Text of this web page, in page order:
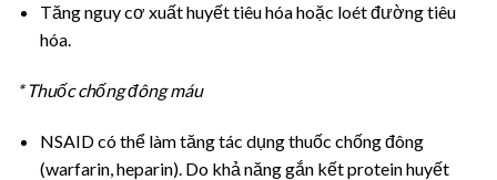
Tăng nguy cơ xuất huyết tiêu hóa hoặc loét đường tiêu
hóa.
* Thuốc chống đông máu
NSAID có thể làm tăng tác dụng thuốc chống đông
(warfarin, heparin). Do khả năng gắn kết protein huyết